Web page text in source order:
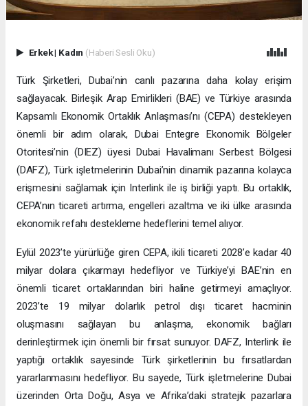
Erkek| Kadın (Haberi Sesli Oku)
Türk Şirketleri, Dubai’nin canlı pazarına daha kolay erişim
sağlayacak. Birleşik Arap Emirlikleri (BAE) ve Türkiye arasında
Kapsamlı Ekonomik Ortaklık Anlaşması’nı (CEPA) destekleyen
önemli bir adım olarak, Dubai Entegre Ekonomik Bölgeler
Otoritesi’nin (DIEZ) üyesi Dubai Havalimanı Serbest Bölgesi
(DAFZ), Türk işletmelerinin Dubai’nin dinamik pazarına kolayca
erişmesini sağlamak için Interlink ile iş birliği yaptı. Bu ortaklık,
CEPA’nın ticareti artırma, engelleri azaltma ve iki ülke arasında
ekonomik refahı destekleme hedeflerini temel alıyor.
Eylül 2023’te yürürlüğe giren CEPA, ikili ticareti 2028’e kadar 40
milyar dolara çıkarmayı hedefliyor ve Türkiye’yi BAE’nin en
önemli ticaret ortaklarından biri haline getirmeyi amaçlıyor.
2023’te 19 milyar dolarlık petrol dışı ticaret hacminin
oluşmasını sağlayan bu anlaşma, ekonomik bağları
derinleştirmek için önemli bir fırsat sunuyor. DAFZ, Interlink ile
yaptığı ortaklık sayesinde Türk şirketlerinin bu fırsatlardan
yararlanmasını hedefliyor. Bu sayede, Türk işletmelerine Dubai
üzerinden Orta Doğu, Asya ve Afrika’daki stratejik pazarlara